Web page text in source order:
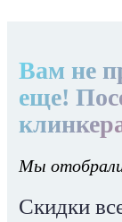
Вам не
еще!
Мы
Скидки